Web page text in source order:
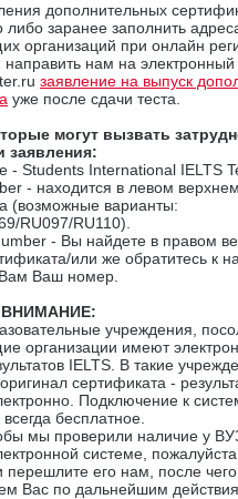
дополнительных
либо заранее заполнить
организаций при онлайн
направить нам на
заявление на выпуск
уже после сдачи теста.
могут вызвать
заявления:
- Students International IELTS
- находится в левом
(возможные варианты:
RU097/RU110).
- Вы найдете в правом
или же обратитесь к
Ваш номер.
учреждения,
организации имеют
IELTS. В такие
сертификата -
Подключение к
всегда бесплатное.
мы проверили наличие у
системе,
перешлите его нам, после
Вас по дальнейшим